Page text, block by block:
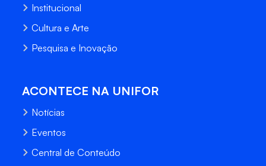
Institucional
Cultura e Arte
Pesquisa e Inovação
ACONTECE NA UNIFOR
Notícias
Eventos
Central de Conteúdo